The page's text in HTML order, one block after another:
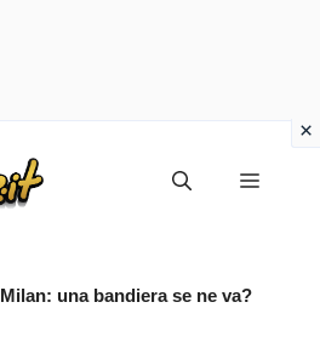
Menu
Milan: una bandiera se ne va?